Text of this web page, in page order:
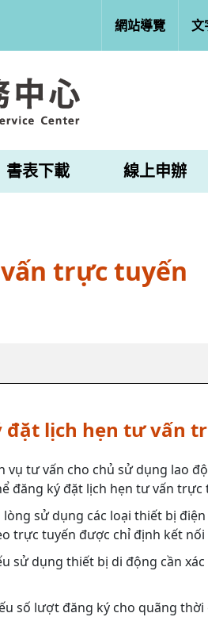
網站導覽 文
書表下載 線上申辦
trực tuyến
lịch hẹn tư vấn
vụ tư vấn cho chủ sử dụng lao
đăng ký đặt lịch hẹn tư vấn trực
sử dụng các loại thiết bị
trực tuyến được chỉ định kết
sử dụng thiết bị di động cần xác
số lượt đăng ký cho quãng